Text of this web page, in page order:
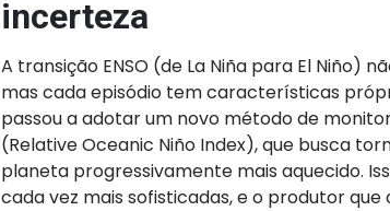
incerteza
A transição ENSO (de La Niña para El Niño)
mas cada episódio tem características
passou a adotar um novo método de
(Relative Oceanic Niño Index), que busca
planeta progressivamente mais aquecido.
cada vez mais sofisticadas, e o produtor